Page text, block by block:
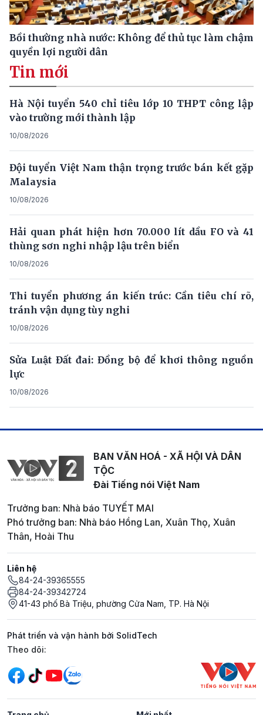
Bồi thường nhà nước: Không để thủ tục làm chậm
quyền lợi người dân
Tin mới
Hà Nội tuyển 540 chỉ tiêu lớp 10 THPT công lập
vào trường mới thành lập
10/08/2026
Đội tuyển Việt Nam thận trọng trước bán kết gặp
Malaysia
10/08/2026
Hải quan phát hiện hơn 70.000 lít dầu FO và 41
thùng sơn nghi nhập lậu trên biển
10/08/2026
Thi tuyển phương án kiến trúc: Cần tiêu chí rõ,
tránh vận dụng tùy nghi
10/08/2026
Sửa Luật Đất đai: Đồng bộ để khơi thông nguồn
lực
10/08/2026
BAN VĂN HOÁ - XÃ HỘI VÀ DÂN
TỘC
Đài Tiếng nói Việt Nam
Trưởng ban: Nhà báo TUYẾT MAI
Phó trưởng ban: Nhà báo Hồng Lan, Xuân Thọ, Xuân
Thân, Hoài Thu
Liên hệ
84-24-39365555
84-24-39342724
41-43 phố Bà Triệu, phường Cửa Nam, TP. Hà Nội
Phát triển và vận hành bởi SolidTech
Mạng xã hội
Theo dõi: